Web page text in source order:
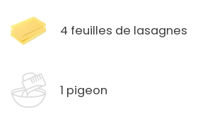
4 feuilles de lasagnes
1 pigeon